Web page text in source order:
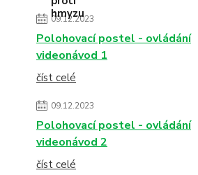
09.12.2023
Polohovací postel - ovládání
videonávod 1
číst celé
09.12.2023
Polohovací postel - ovládání
videonávod 2
číst celé